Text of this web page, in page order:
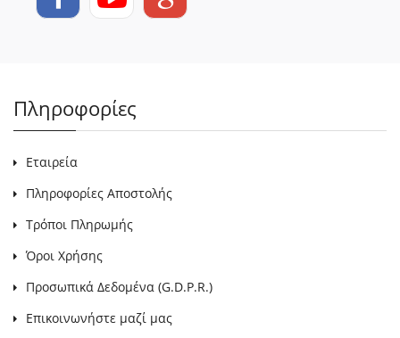
Πληροφορίες
Εταιρεία
Πληροφορίες Αποστολής
Τρόποι Πληρωμής
Όροι Χρήσης
Προσωπικά Δεδομένα (G.D.P.R.)
Επικοινωνήστε μαζί μας